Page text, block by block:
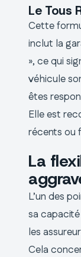
Le Tous
Cette
inclut la
», ce qui
véhicule
êtes
Elle est
récents ou
La
L’un des
sa
les
Cela